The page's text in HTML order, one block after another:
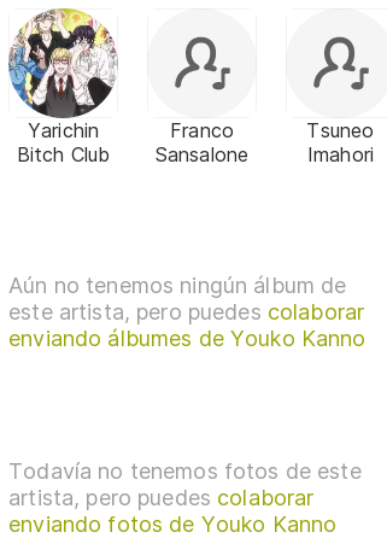
Yarichin
Bitch Club
Franco
Sansalone
Tsuneo
Imahori
Aún no tenemos ningún álbum de
este artista, pero puedes colaborar
enviando álbumes de Youko Kanno
Todavía no tenemos fotos de este
artista, pero puedes colaborar
enviando fotos de Youko Kanno